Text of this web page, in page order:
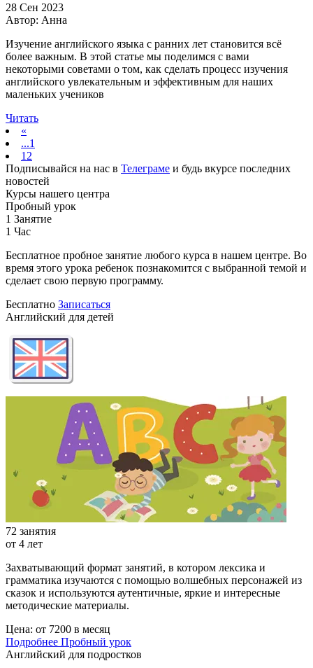
28 Сен 2023
Автор: Анна
Изучение английского языка с ранних лет становится всё
более важным. В этой статье мы поделимся с вами
некоторыми советами о том, как сделать процесс изучения
английского увлекательным и эффективным для наших
маленьких учеников
Читать
«
...1
12
Подписывайся на нас в Телеграме и будь вкурсе последних
новостей
Курсы нашего центра
Пробный урок
1 Занятие
1 Час
Бесплатное пробное занятие любого курса в нашем центре. Во
время этого урока ребенок познакомится с выбранной темой и
сделает свою первую программу.
Бесплатно Записаться
Английский для детей
72 занятия
от 4 лет
Захватывающий формат занятий, в котором лексика и
грамматика изучаются с помощью волшебных персонажей из
сказок и используются аутентичныe, яркие и интересные
методические материалы.
Цена: от 7200 в месяц
Подробнее Пробный урок
Английский для подростков